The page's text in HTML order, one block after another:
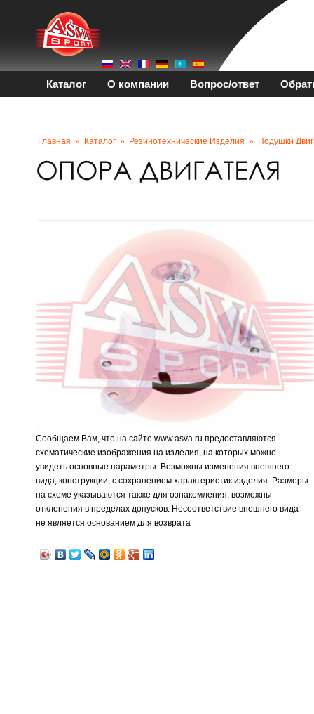
Каталог О компании Вопрос/ответ
Главная » Каталог » Резинотехнические Изделия » Подушки
Сообщаем Вам, что на сайте www.asva.ru предоставляются
схематические изображения на изделия, на которых можно
увидеть основные параметры. Возможны изменения внешнего
вида, конструкции, с сохранением характеристик изделия. Размеры
на схеме указываются также для ознакомления, возможны
отклонения в пределах допусков. Несоответствие внешнего вида
не является основанием для возврата